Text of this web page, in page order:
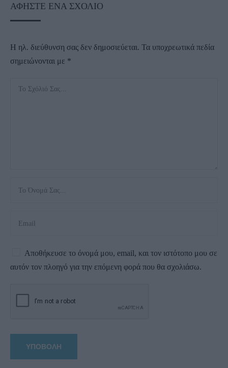
ΑΦΉΣΤΕ ΈΝΑ ΣΧΌΛΙΟ
Η ηλ. διεύθυνση σας δεν δημοσιεύεται. Τα υποχρεωτικά πεδία
σημειώνονται με *
Αποθήκευσε το όνομά μου, email, και τον ιστότοπο μου σε
αυτόν τον πλοηγό για την επόμενη φορά που θα σχολιάσω.